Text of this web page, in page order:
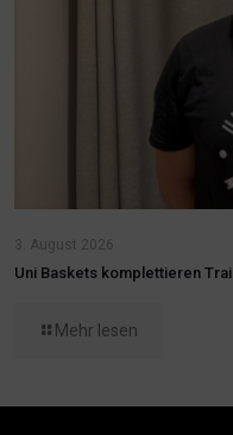
3. August 2026
Uni Baskets komplettieren
Mehr lesen